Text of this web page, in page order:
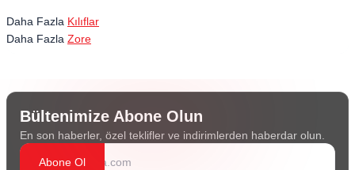
Daha Fazla Kılıflar
Daha Fazla Zore
Bültenimize Abone Olun
En son haberler, özel teklifler ve indirimlerden haberdar olun.
Abone Ol